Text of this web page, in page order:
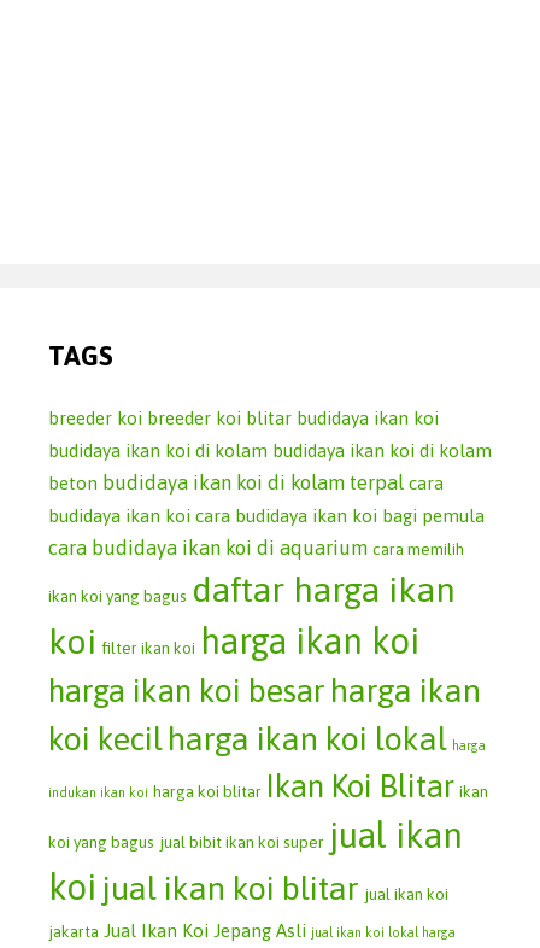
TAGS
breeder koi breeder koi blitar budidaya ikan koi
budidaya ikan koi di kolam budidaya ikan koi di kolam
beton budidaya ikan koi di kolam terpal cara
budidaya ikan koi cara budidaya ikan koi bagi pemula
cara budidaya ikan koi di aquarium cara memilih
ikan koi yang bagus daftar harga ikan
koi filter ikan koi harga ikan koi
harga ikan koi besar harga ikan
koi kecilharga ikan koi lokal harga
indukan ikan koi harga koi blitar Ikan Koi Blitar ikan
koi yang bagus jual bibit ikan koi super jual ikan
koi jual ikan koi blitar jual ikan koi
jakarta Jual Ikan Koi Jepang Asli jual ikan koi lokal harga